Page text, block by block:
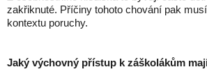
zakřiknuté. Příčiny tohoto chování pak
kontextu poruchy.
Jaký výchovný přístup k záškolákům